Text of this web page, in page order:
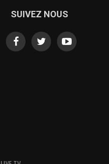
SUIVEZ NOUS